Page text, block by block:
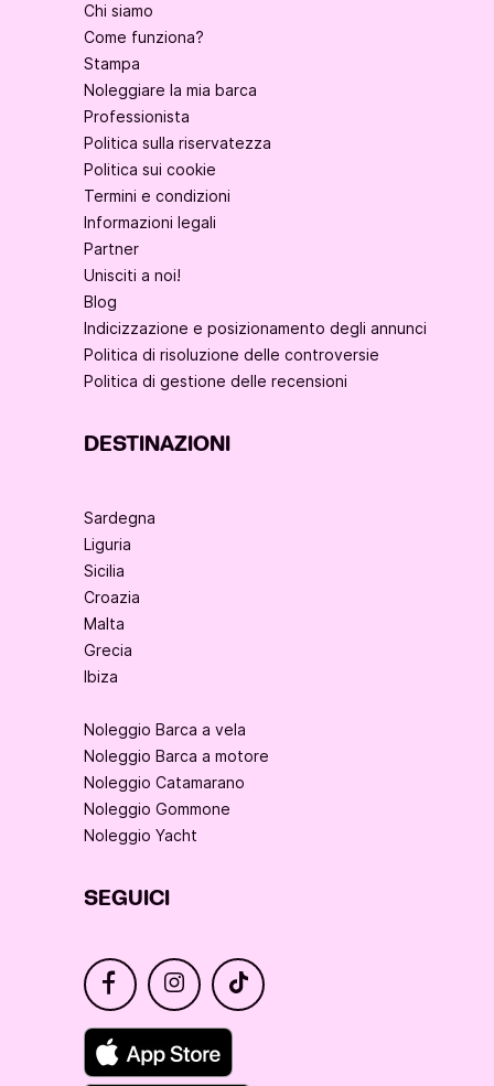
Chi siamo
Come funziona?
Stampa
Noleggiare la mia barca
Professionista
Politica sulla riservatezza
Politica sui cookie
Termini e condizioni
Informazioni legali
Partner
Unisciti a noi!
Blog
Indicizzazione e posizionamento degli annunci
Politica di risoluzione delle controversie
Politica di gestione delle recensioni
DESTINAZIONI
Sardegna
Liguria
Sicilia
Croazia
Malta
Grecia
Ibiza
Noleggio Barca a vela
Noleggio Barca a motore
Noleggio Catamarano
Noleggio Gommone
Noleggio Yacht
SEGUICI